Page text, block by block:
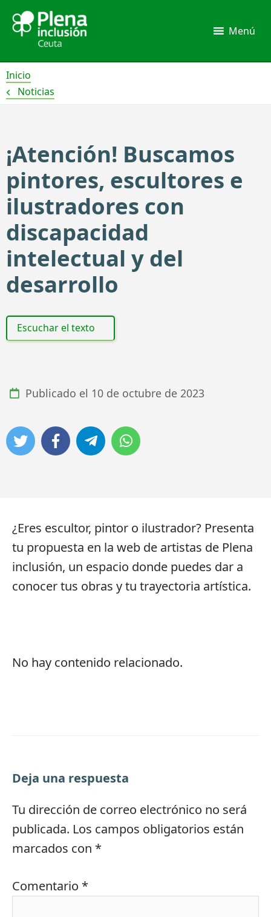
contenido
Menú
Inicio
Noticias
¡Atención! Buscamos
pintores, escultores e
ilustradores con
discapacidad
intelectual y del
desarrollo
Escuchar el texto
Publicado el 10 de octubre de 2023
¿Eres escultor, pintor o ilustrador? Presenta
tu propuesta en la web de artistas de Plena
inclusión, un espacio donde puedes dar a
conocer tus obras y tu trayectoria artística.
No hay contenido relacionado.
Deja una respuesta
Tu dirección de correo electrónico no será
publicada. Los campos obligatorios están
marcados con *
Comentario *